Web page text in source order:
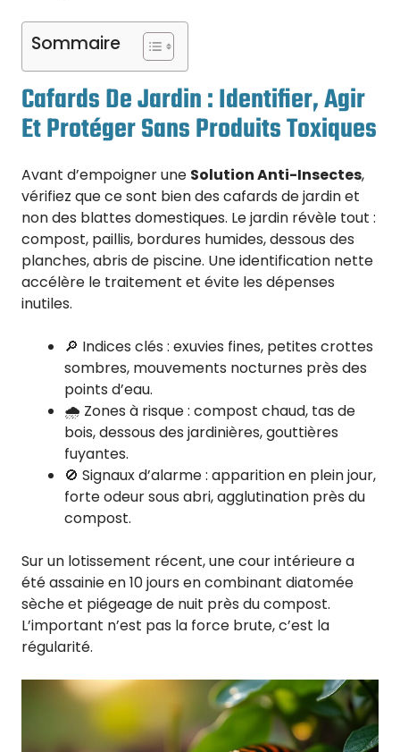
Sommaire
Cafards De Jardin : Identifier, Agir
Et Protéger Sans Produits Toxiques
Avant d’empoigner une Solution Anti-Insectes,
vérifiez que ce sont bien des cafards de jardin et
non des blattes domestiques. Le jardin révèle tout :
compost, paillis, bordures humides, dessous des
planches, abris de piscine. Une identification nette
accélère le traitement et évite les dépenses
inutiles.
🔎 Indices clés : exuvies fines, petites crottes
sombres, mouvements nocturnes près des
points d’eau.
🌧️ Zones à risque : compost chaud, tas de
bois, dessous des jardinières, gouttières
fuyantes.
🚫 Signaux d’alarme : apparition en plein jour,
forte odeur sous abri, agglutination près du
compost.
Sur un lotissement récent, une cour intérieure a
été assainie en 10 jours en combinant diatomée
sèche et piégeage de nuit près du compost.
L’important n’est pas la force brute, c’est la
régularité.